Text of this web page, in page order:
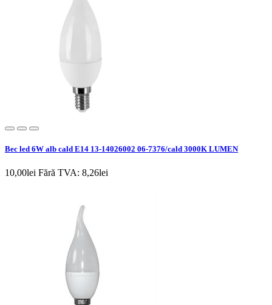
Bec led 6W alb cald E14 13-14026002 06-7376/cald 3000K LUMEN
10,00lei Fără TVA: 8,26lei